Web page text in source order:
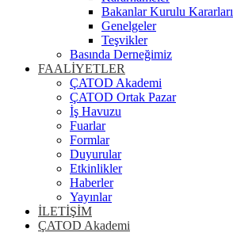
Bakanlar Kurulu Kararları
Genelgeler
Teşvikler
Basında Derneğimiz
FAALİYETLER
ÇATOD Akademi
ÇATOD Ortak Pazar
İş Havuzu
Fuarlar
Formlar
Duyurular
Etkinlikler
Haberler
Yayınlar
İLETİŞİM
ÇATOD Akademi